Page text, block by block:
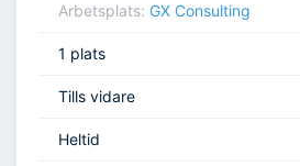
Arbetsplats: GX Consulting
1 plats
Tills vidare
Heltid